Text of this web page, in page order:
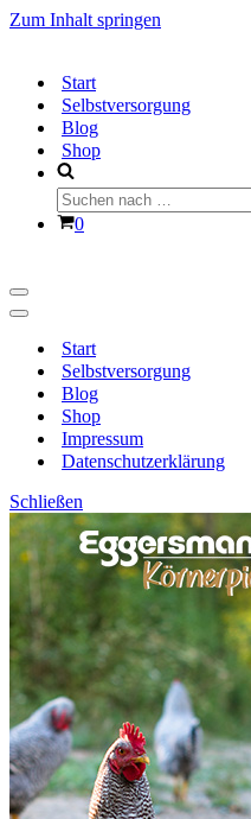
Zum Inhalt springen
Start
Selbstversorgung
Blog
Shop
Suchen
nach …
Warenkorb
0
Navigationsmenü
Navigationsmenü
Start
Selbstversorgung
Blog
Shop
Impressum
Datenschutzerklärung
Schließen